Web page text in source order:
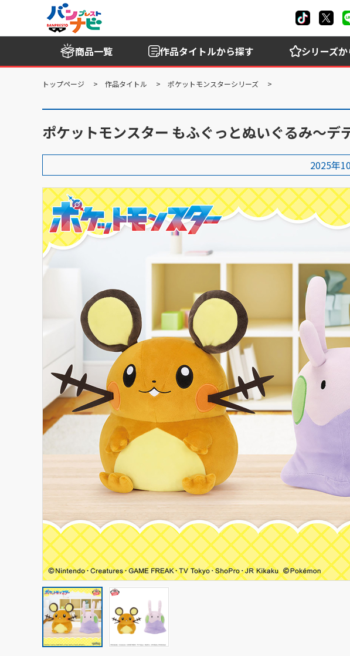
商品一覧 作品タイトルから探す シリーズか
トップページ 作品タイトル ポケットモンスターシリーズ
ポケットモンスター もふぐっとぬいぐるみ～デ
2025年